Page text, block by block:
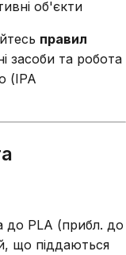
об'єкти
правил
засоби та робота
(IPA
до PLA (прибл. до
що піддаються